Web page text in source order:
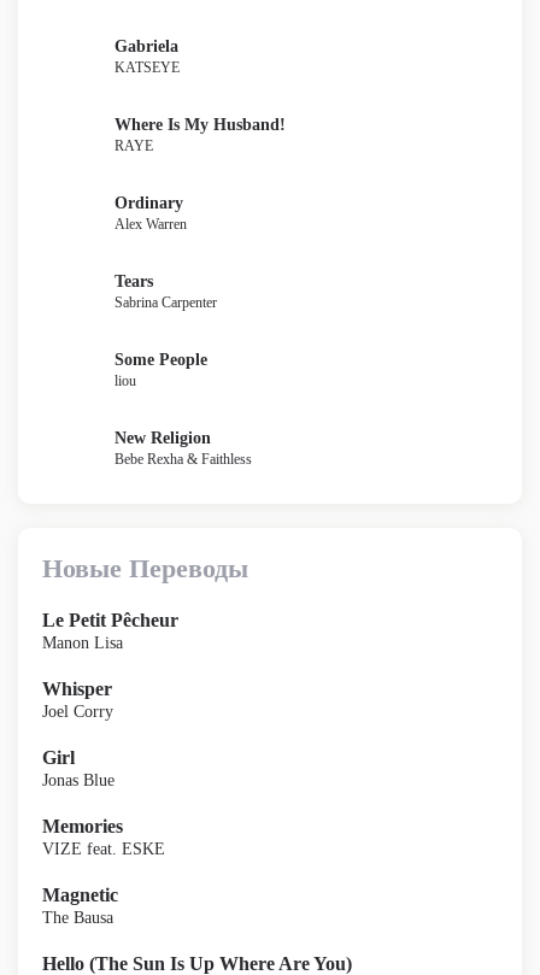
Gabriela
KATSEYE
Where Is My Husband!
RAYE
Ordinary
Alex Warren
Tears
Sabrina Carpenter
Some People
liou
New Religion
Bebe Rexha & Faithless
Новые Переводы
Le Petit Pêcheur
Manon Lisa
Whisper
Joel Corry
Girl
Jonas Blue
Memories
VIZE feat. ESKE
Magnetic
The Bausa
Hello (The Sun Is Up Where Are You)